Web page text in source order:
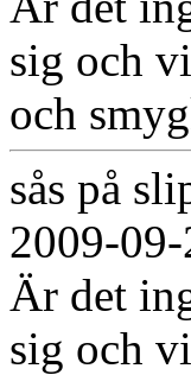
sig och
och
sås på
2009-
Är det
sig och